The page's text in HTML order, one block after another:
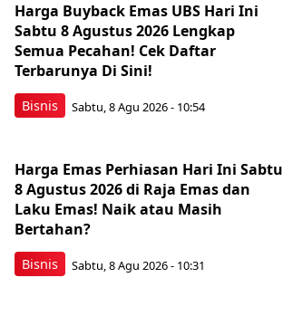
Bisnis
Harga Buyback Emas UBS Hari Ini
Sabtu 8 Agustus 2026 Lengkap
Semua Pecahan! Cek Daftar
Terbarunya Di Sini!
Sabtu, 8 Agu 2026 - 10:54
Bisnis
Harga Emas Perhiasan Hari Ini Sabtu
8 Agustus 2026 di Raja Emas dan
Laku Emas! Naik atau Masih
Bertahan?
Sabtu, 8 Agu 2026 - 10:31